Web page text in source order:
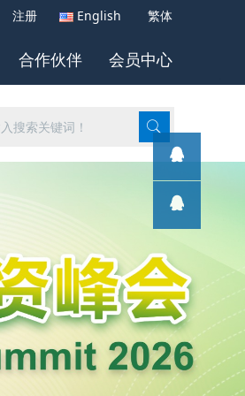
注册 繁体
English
合作伙伴 会员中心
客服1
客服1